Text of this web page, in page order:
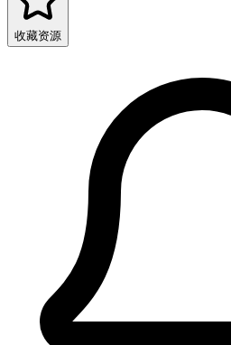
收藏资源